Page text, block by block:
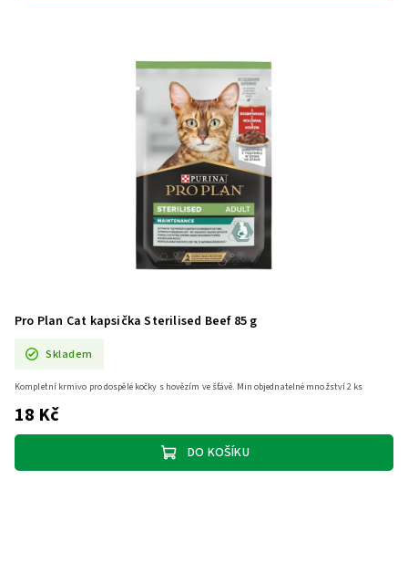
Pro Plan Cat kapsička Sterilised Beef 85 g
Skladem
18 Kč
DO KOŠÍKU
Kompletní krmivo pro dospělé kočky s hovězím ve šťávě. Min objednatelné množství 2 ks